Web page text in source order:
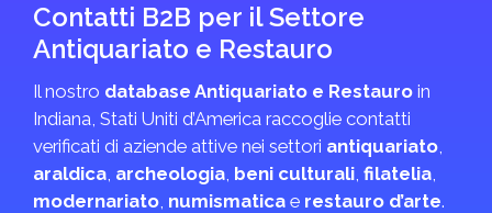
Contatti B2B per il Settore
Antiquariato e Restauro
Il nostro database Antiquariato e Restauro in
Indiana, Stati Uniti d’America raccoglie contatti
verificati di aziende attive nei settori antiquariato,
araldica, archeologia, beni culturali, filatelia,
modernariato, numismatica e restauro d’arte.